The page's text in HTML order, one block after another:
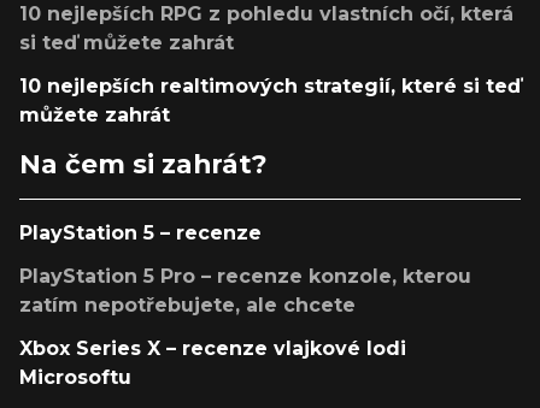
10 nejlepších RPG z pohledu vlastních očí, která
si teď můžete zahrát
10 nejlepších realtimových strategií, které si teď
můžete zahrát
Na čem si zahrát?
PlayStation 5 – recenze
PlayStation 5 Pro – recenze konzole, kterou
zatím nepotřebujete, ale chcete
Xbox Series X – recenze vlajkové lodi
Microsoftu